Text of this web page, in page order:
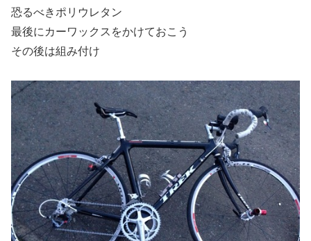
恐るべきポリウレタン
最後にカーワックスをかけておこう
その後は組み付け